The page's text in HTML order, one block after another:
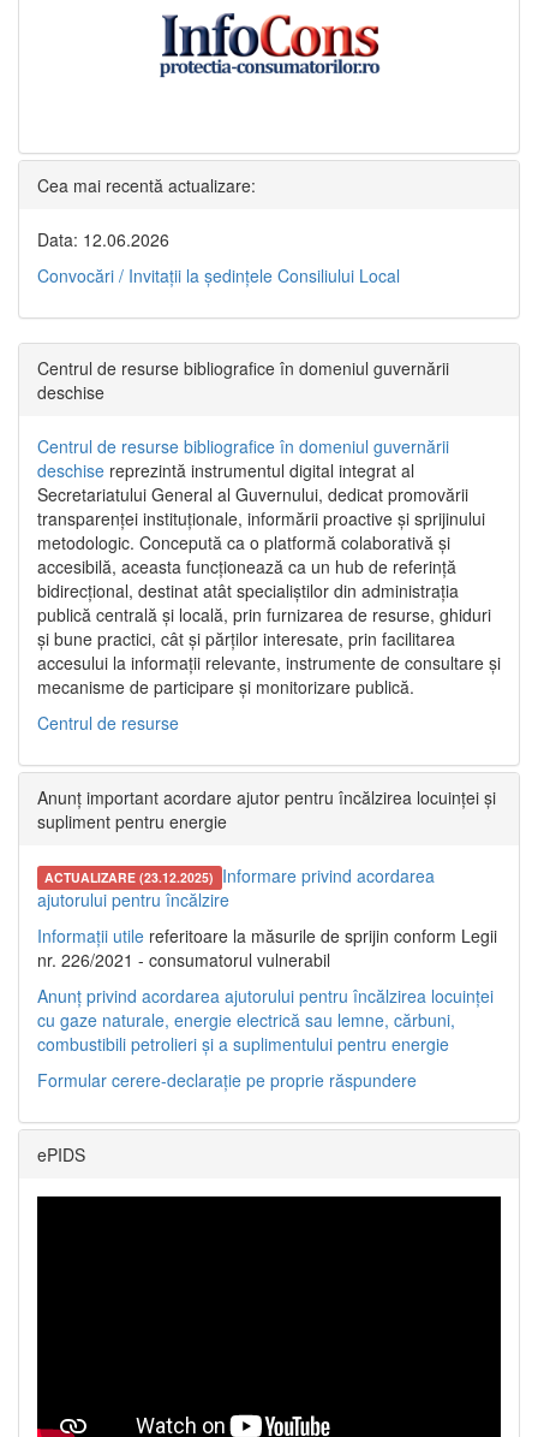
Cea mai recentă actualizare:
Data: 12.06.2026
Convocări / Invitaţii la şedinţele Consiliului Local
Centrul de resurse bibliografice în domeniul guvernării
deschise
Centrul de resurse bibliografice în domeniul guvernării
deschise reprezintă instrumentul digital integrat al
Secretariatului General al Guvernului, dedicat promovării
transparenței instituționale, informării proactive și sprijinului
metodologic. Concepută ca o platformă colaborativă și
accesibilă, aceasta funcționează ca un hub de referință
bidirecțional, destinat atât specialiștilor din administrația
publică centrală și locală, prin furnizarea de resurse, ghiduri
și bune practici, cât și părților interesate, prin facilitarea
accesului la informații relevante, instrumente de consultare și
mecanisme de participare și monitorizare publică.
Centrul de resurse
Anunț important acordare ajutor pentru încălzirea locuinței și
supliment pentru energie
ACTUALIZARE (23.12.2025) Informare privind acordarea
ajutorului pentru încălzire
Informații utile referitoare la măsurile de sprijin conform Legii
nr. 226/2021 - consumatorul vulnerabil
Anunț privind acordarea ajutorului pentru încălzirea locuinței
cu gaze naturale, energie electrică sau lemne, cărbuni,
combustibili petrolieri și a suplimentului pentru energie
Formular cerere-declarație pe proprie răspundere
ePIDS